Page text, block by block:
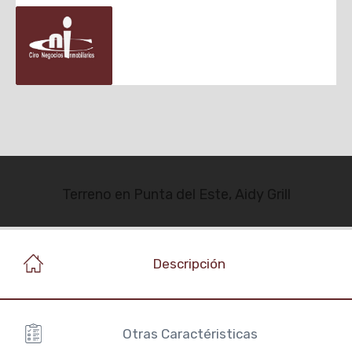
Terreno en Punta del Este, Aidy Grill
Descripción
Otras Caractéristicas